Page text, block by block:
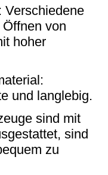
Verschiedene
von
hoher
und langlebig.
sind mit
sind
zu